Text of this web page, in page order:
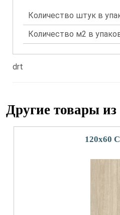
Количество штук в
Количество м2 в
drt
Другие товары
120x60